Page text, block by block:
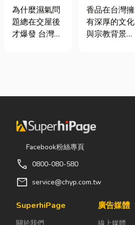
氣重怎麼辦？
全屋除濕機＋
全熱交換器整
為什麼濕氣問
題總在交屋後
才爆發 台灣氣
同步規劃空氣
濕氣會躲進看
不到的地方持
續發酵。常見
更衣間、衣帽
間： 精品包、
藏最怕潮濕，
材打造純淨香
氣，一次了解
天然低煙香品
香品在台灣擁
有深厚的文化
與宗教背景，
隨著佛教、道
逐漸成為寺
品。 近年來，
康與環保意識
Facebook粉絲專頁
call 0800-080-580
mail service@chyp.com.tw
SuperhiPage
關於我們
廣告媒體
線上媒體